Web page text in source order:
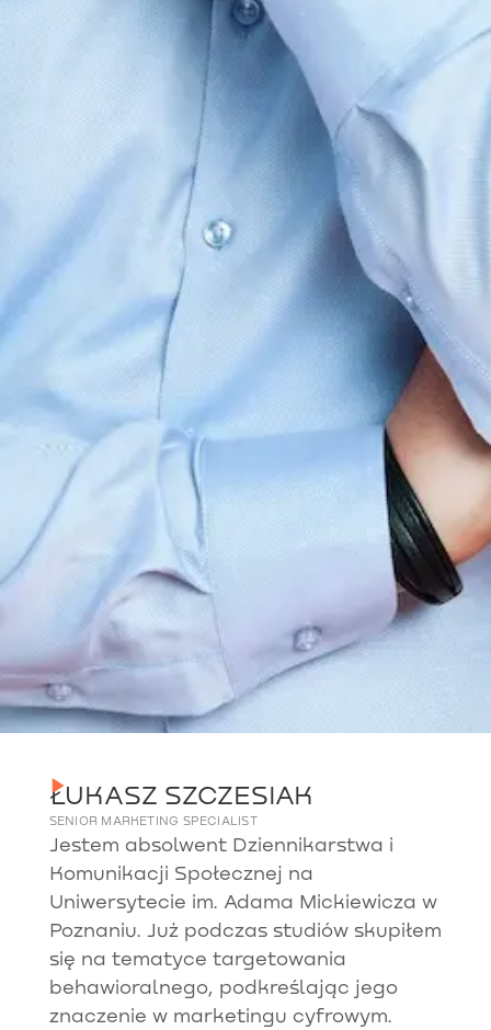
ŁUKASZ SZCZESIAK
SENIOR MARKETING SPECIALIST
Jestem absolwent Dziennikarstwa i
Komunikacji Społecznej na
Uniwersytecie im. Adama Mickiewicza w
Poznaniu. Już podczas studiów skupiłem
się na tematyce targetowania
behawioralnego, podkreślając jego
znaczenie w marketingu cyfrowym.